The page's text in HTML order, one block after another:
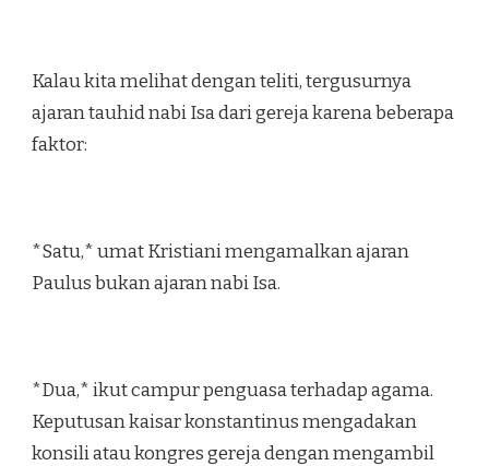
Kalau kita melihat dengan teliti, tergusurnya
ajaran tauhid nabi Isa dari gereja karena beberapa
faktor:
*Satu,* umat Kristiani mengamalkan ajaran
Paulus bukan ajaran nabi Isa.
*Dua,* ikut campur penguasa terhadap agama.
Keputusan kaisar konstantinus mengadakan
konsili atau kongres gereja dengan mengambil